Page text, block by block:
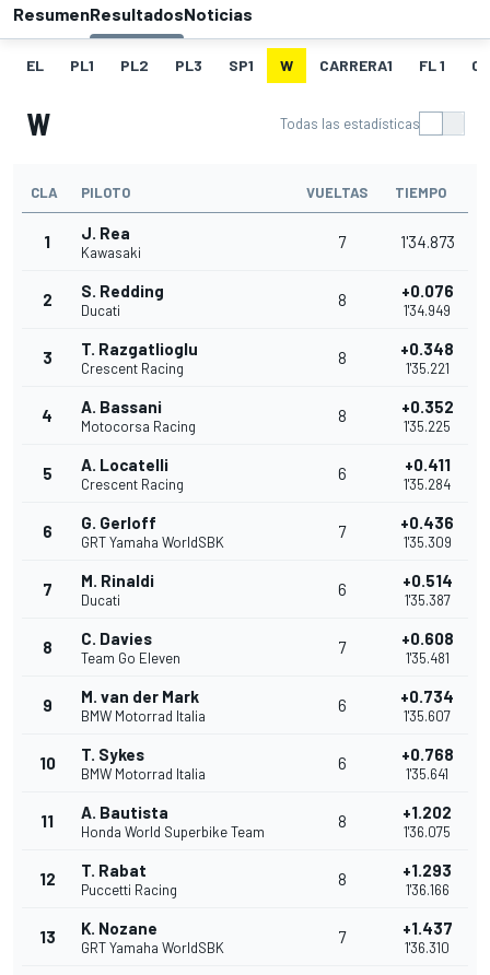
ResumenResultadosNoticias
EL PL1 PL2 PL3 SP1 W CARRERA1 FL 1
W Todas las estadísticas
CLA PILOTO VUELTAS TIEMPO
1 J. Rea
Kawasaki
7 1'34.873
2 S. Redding
Ducati
8 +0.076
1'34.949
3 T. Razgatlioglu
Crescent Racing
8 +0.348
1'35.221
4 A. Bassani
Motocorsa Racing
8 +0.352
1'35.225
5 A. Locatelli
Crescent Racing
6 +0.411
1'35.284
6 G. Gerloff
GRT Yamaha WorldSBK
7 +0.436
1'35.309
7 M. Rinaldi
Ducati
6 +0.514
1'35.387
8 C. Davies
Team Go Eleven
7 +0.608
1'35.481
9 M. van der Mark
BMW Motorrad Italia
6 +0.734
1'35.607
10 T. Sykes
BMW Motorrad Italia
6 +0.768
1'35.641
11 A. Bautista
Honda World Superbike Team
8 +1.202
1'36.075
12 T. Rabat
Puccetti Racing
8 +1.293
1'36.166
13 K. Nozane
GRT Yamaha WorldSBK
7 +1.437
1'36.310